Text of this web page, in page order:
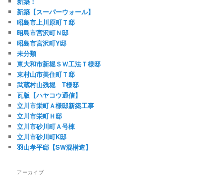
新築【スーパーウォール】
昭島市上川原町Ｔ邸
昭島市宮沢町Ｎ邸
昭島市宮沢町Y邸
未分類
東大和市新堀ＳＷ工法Ｔ様邸
東村山市美住町Ｔ邸
武蔵村山残堀 T様邸
瓦版【ハヤコウ通信】
立川市栄町Ａ様邸新築工事
立川市栄町Ｈ邸
立川市砂川町Ａ号棟
立川市砂川町K邸
羽山孝平邸【SW混構造】
アーカイブ